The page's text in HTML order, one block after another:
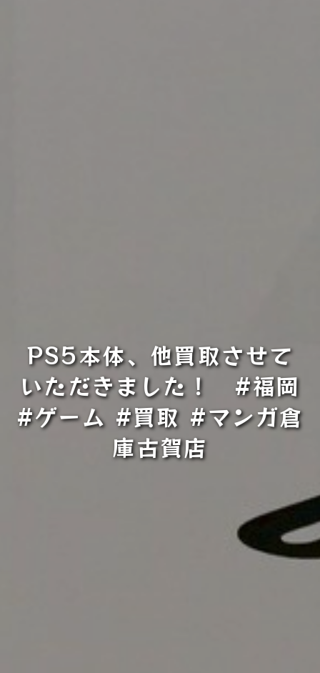
PS5本体、他買取させて
いただきました！ #福岡
#ゲーム #買取 #マンガ倉
庫古賀店